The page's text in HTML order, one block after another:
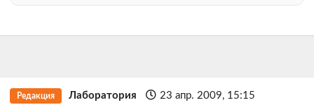
Редакция Лаборатория
23 апр. 2009, 15:15